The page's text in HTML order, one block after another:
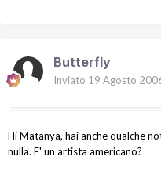
Butterfly
Inviato 19 Agosto
Hi Matanya, hai anche qualche
nulla. E' un artista americano?